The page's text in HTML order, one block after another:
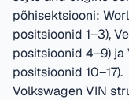
põhisektsiooni:
positsioonid 1–3),
positsioonid 4–9) ja
positsioonid 10–17).
Volkswagen VIN